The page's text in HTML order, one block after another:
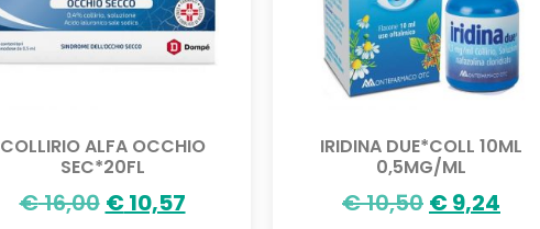
COLLIRIO ALFA OCCHIO
SEC*20FL
€16,00 €10,57
IRIDINA DUE*COLL 10ML
0,5MG/ML
€10,50 €9,24